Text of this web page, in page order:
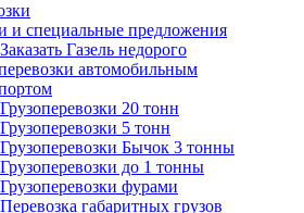
и специальные предложения
Заказать Газель недорого
автомобильным
Грузоперевозки 20 тонн
Грузоперевозки 5 тонн
Грузоперевозки Бычок 3 тонны
Грузоперевозки до 1 тонны
Грузоперевозки фурами
Перевозка габаритных грузов